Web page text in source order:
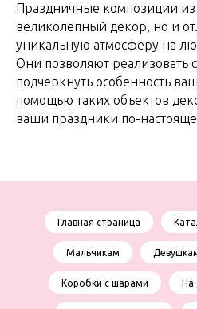
Праздничные композиции
великолепный декор, но и
уникальную атмосферу на
Они позволяют реализовать
подчеркнуть особенность
помощью таких объектов
ваши праздники по-
Главная страница
Мальчикам
Коробки с шарами На